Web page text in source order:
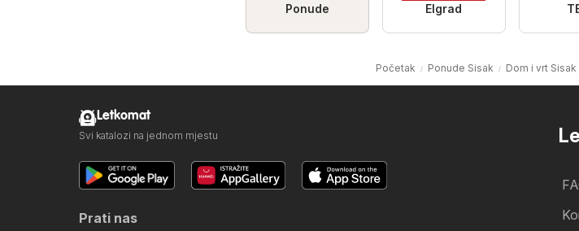
Ponude Elgrad
Početak Ponude Sisak Dom i vrt Sisak
Letkomat
Svi katalozi na jednom mjestu
Prati nas